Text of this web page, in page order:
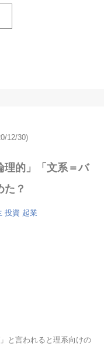
12/30)
理的」「文系＝バ
た？
投資 起業
と言われると理系向けの